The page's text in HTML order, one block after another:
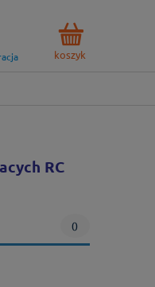
koszyk
RC
0